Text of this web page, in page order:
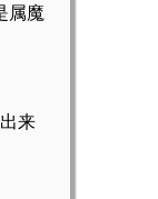
属魔
来